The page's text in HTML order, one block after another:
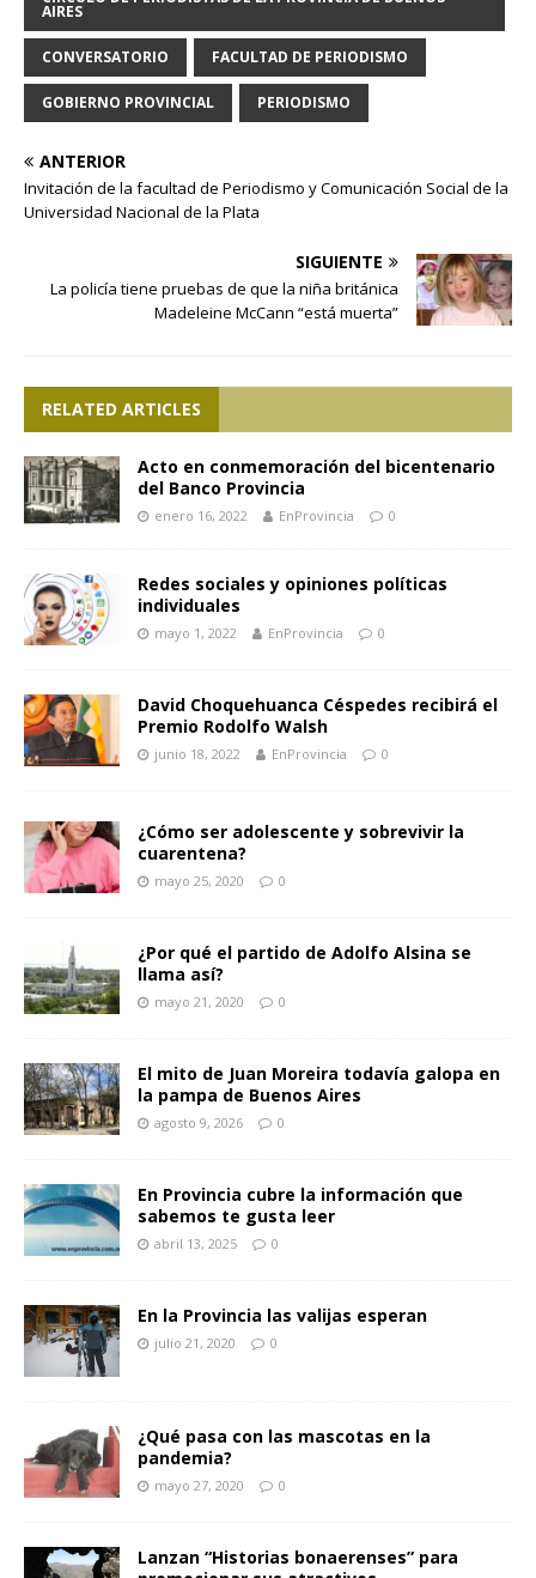
AIRES
CONVERSATORIO FACULTAD DE PERIODISMO
GOBIERNO PROVINCIAL PERIODISMO
ANTERIOR
Invitación de la facultad de Periodismo y Comunicación Social de la
Universidad Nacional de la Plata
SIGUIENTE
La policía tiene pruebas de que la niña británica
Madeleine McCann “está muerta”
RELATED ARTICLES
Acto en conmemoración del bicentenario
del Banco Provincia
enero 16, 2022 EnProvincia 0
Redes sociales y opiniones políticas
individuales
mayo 1, 2022 EnProvincia 0
David Choquehuanca Céspedes recibirá el
Premio Rodolfo Walsh
junio 18, 2022 EnProvincia 0
¿Cómo ser adolescente y sobrevivir la
cuarentena?
mayo 25, 2020 0
¿Por qué el partido de Adolfo Alsina se
llama así?
mayo 21, 2020 0
El mito de Juan Moreira todavía galopa en
la pampa de Buenos Aires
agosto 9, 2026 0
En Provincia cubre la información que
sabemos te gusta leer
abril 13, 2025 0
En la Provincia las valijas esperan
julio 21, 2020 0
¿Qué pasa con las mascotas en la
pandemia?
mayo 27, 2020 0
Lanzan “Historias bonaerenses” para